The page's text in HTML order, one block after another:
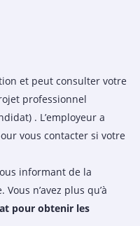
et peut consulter votre
professionnel
. L’employeur a
vous contacter si votre
informant de la
n’avez plus qu’à
pour obtenir les